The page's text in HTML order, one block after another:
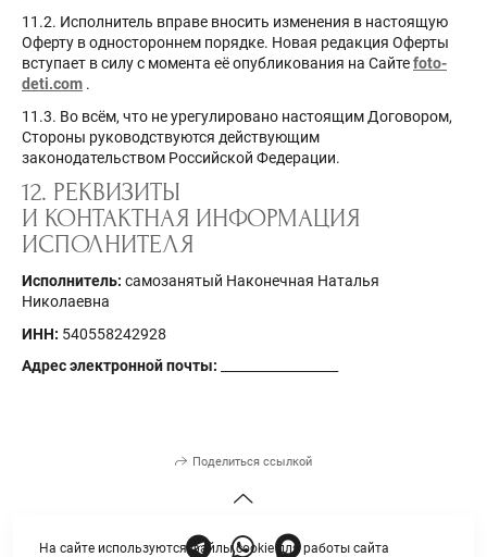
11.2. Исполнитель вправе вносить изменения в настоящую
Оферту в одностороннем порядке. Новая редакция Оферты
вступает в силу с момента её опубликования на Сайтеfoto-
deti.com .
11.3. Во всём, что не урегулировано настоящим Договором,
Стороны руководствуются действующим
законодательством Российской Федерации.
12. РЕКВИЗИТЫ
И КОНТАКТНАЯ ИНФОРМАЦИЯ
ИСПОЛНИТЕЛЯ
Исполнитель: самозанятый Наконечная Наталья
Николаевна
ИНН: 540558242928
Адрес электронной почты:
Поделиться ссылкой
На сайте используются файлы cookie для работы сайта